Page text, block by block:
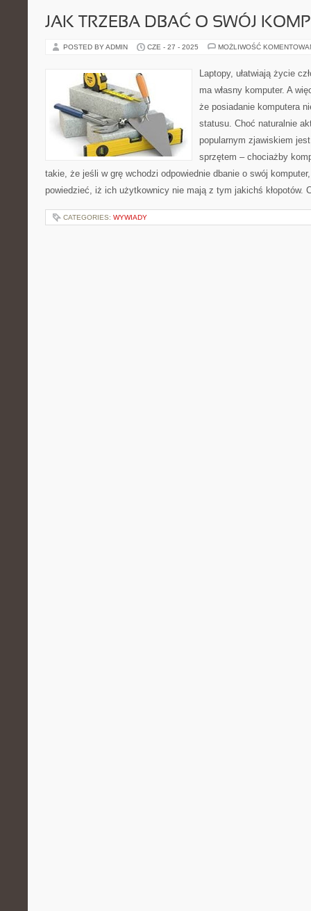
JAK TRZEBA DBAĆ O SWÓJ
POSTED BY ADMIN CZE - 27 - 2025 MOŻLIWOŚĆ
Laptopy, ułatwiają życie
ma własny komputer. A
że posiadanie komputera
statusu. Choć naturalnie
popularnym zjawiskiem
sprzętem – chociażby
takie, że jeśli w grę wchodzi odpowiednie dbanie o swój
powiedzieć, iż ich użytkownicy nie mają z tym jakichś kłopotów.
CATEGORIES: WYWIADY